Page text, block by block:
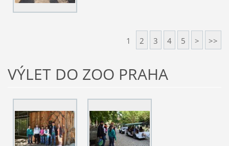
1 2 3 4 5 > >>
VÝLET DO ZOO PRAHA